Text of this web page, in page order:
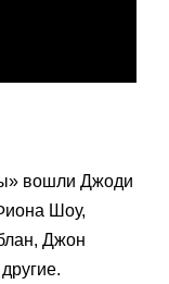
вошли Джоди
Шоу,
Джон